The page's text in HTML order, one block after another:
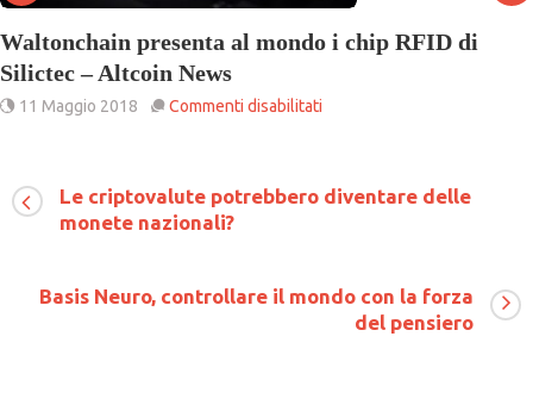
presenta al mondo i chip RFID di
Altcoin News
2018 Commenti disabilitatisu
mondo
i
Silictec
Bitcoin
Le criptovalute potrebbero diventare delle
monete nazionali?
Basis Neuro, controllare il mondo con la forza
del pensiero